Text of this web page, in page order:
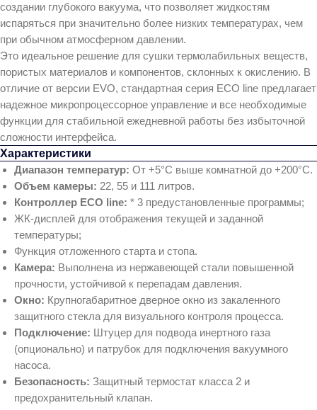
создании глубокого вакуума, что позволяет жидкостям
испаряться при значительно более низких температурах, чем
при обычном атмосферном давлении.
Это идеальное решение для сушки термолабильных веществ,
пористых материалов и компонентов, склонных к окислению. В
отличие от версии EVO, стандартная серия ECO line предлагает
надежное микропроцессорное управление и все необходимые
функции для стабильной ежедневной работы без избыточной
сложности интерфейса.
Характеристики
Диапазон температур: От +5°C выше комнатной до +200°C.
Объем камеры: 22, 55 и 111 литров.
Контроллер ECO line: * 3 предустановленные программы;
ЖК-дисплей для отображения текущей и заданной
температуры;
Функция отложенного старта и стопа.
Камера: Выполнена из нержавеющей стали повышенной
прочности, устойчивой к перепадам давления.
Окно: Крупногабаритное дверное окно из закаленного
защитного стекла для визуального контроля процесса.
Подключение: Штуцер для подвода инертного газа
(опционально) и патрубок для подключения вакуумного
насоса.
Безопасность: Защитный термостат класса 2 и
предохранительный клапан.